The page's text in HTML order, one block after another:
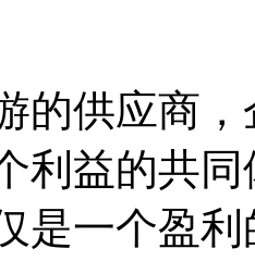
的供应商
利益的共
是一个盈